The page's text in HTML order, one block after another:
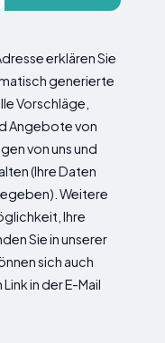
erklären Sie
generierte
Vorschläge,
Angebote von
von uns und
(Ihre Daten
Weitere
Ihre
Sie in unserer
sich auch
in der E-Mail